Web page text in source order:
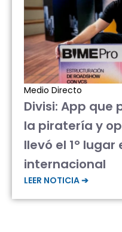
Medio Directo
Divisi: App que
la piratería y
llevó el 1°
internacional
LEER NOTICIA ➔